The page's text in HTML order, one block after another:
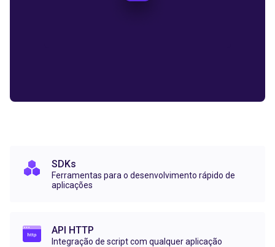
SDKs
Ferramentas para o desenvolvimento rápido de
aplicações
API HTTP
Integração de script com qualquer aplicação